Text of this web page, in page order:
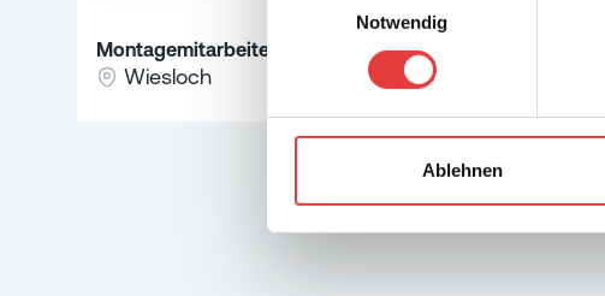
Notwendig
Ablehnen
Montagemitarbeiter (m/w/d) Elektrotechnik
Wiesloch